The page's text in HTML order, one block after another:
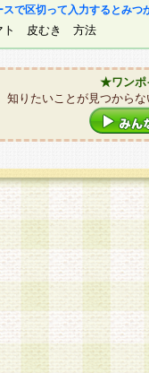
で区切って入力するとみつ
皮むき 方法
★ワンポ
知りたいことが見つから